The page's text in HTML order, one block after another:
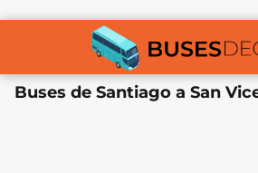
Buses de Santiago a San